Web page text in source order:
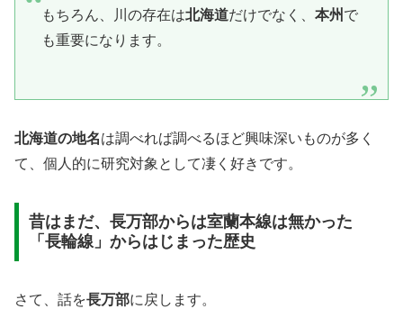
もちろん、川の存在は北海道だけでなく、 本州 で
も重要になります。
北海道の地名は調べれば調べるほど興味深いものが多く
て、個人的に研究対象として凄く好きです。
昔はまだ、長万部からは室蘭本線は無かった
「長輪線」からはじまった歴史
さて、話を長万部に戻します。